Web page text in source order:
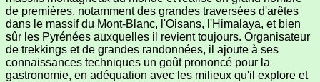
de premières, notamment des grandes traversées d'arêtes
dans le massif du Mont-Blanc, l'Oisans, l'Himalaya, et bien
sûr les Pyrénées auxquelles il revient toujours. Organisateur
de trekkings et de grandes randonnées, il ajoute à ses
connaissances techniques un goût prononcé pour la
gastronomie, en adéquation avec les milieux qu'il explore et